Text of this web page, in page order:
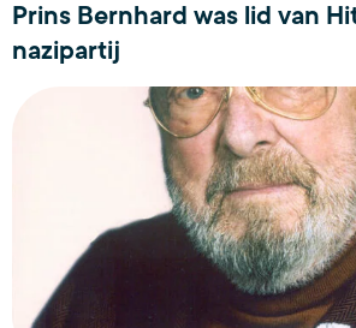
Prins Bernhard was lid van
nazipartij